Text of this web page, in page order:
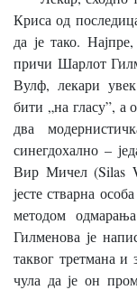
Криса од
да је тако.
причи Шарлот
Вулф, лекари
бити „на гласу”,
два
синегдохално –
Вир Мичел (Silas
јесте стварна
методом
Гилменова је
таквог третмана и
чула да је он